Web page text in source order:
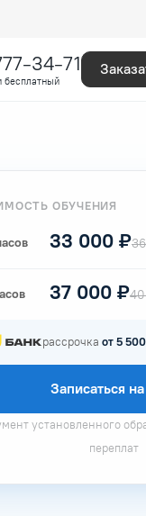
34-71
бесплатный
ОБУЧЕНИЯ
33 000 ₽
37 000 ₽
рассрочка от 5
Записаться
установленного
переплат